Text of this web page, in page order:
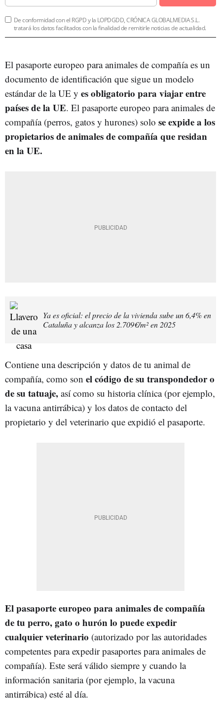
De conformidad con el RGPD y la LOPDGDD, CRÓNICA GLOBALMEDIA S.L.
tratará los datos facilitados con la finalidad de remitirle noticias de actualidad.
El pasaporte europeo para animales de compañía es un
documento de identificación que sigue un modelo
estándar de la UE y es obligatorio para viajar entre
países de la UE. El pasaporte europeo para animales de
compañía (perros, gatos y hurones) solo se expide a los
propietarios de animales de compañía que residan
en la UE.
Ya es oficial: el precio de la vivienda sube un 6,4% en
Cataluña y alcanza los 2.709€/m² en 2025
Contiene una descripción y datos de tu animal de
compañía, como son el código de su transpondedor o
de su tatuaje, así como su historia clínica (por ejemplo,
la vacuna antirrábica) y los datos de contacto del
propietario y del veterinario que expidió el pasaporte.
El pasaporte europeo para animales de compañía
de tu perro, gato o hurón lo puede expedir
cualquier veterinario (autorizado por las autoridades
competentes para expedir pasaportes para animales de
compañía). Este será válido siempre y cuando la
información sanitaria (por ejemplo, la vacuna
antirrábica) esté al día.